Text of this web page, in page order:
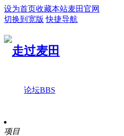
设为首页收藏本站麦田官网
切换到宽版 快捷导航
论坛BBS
项目